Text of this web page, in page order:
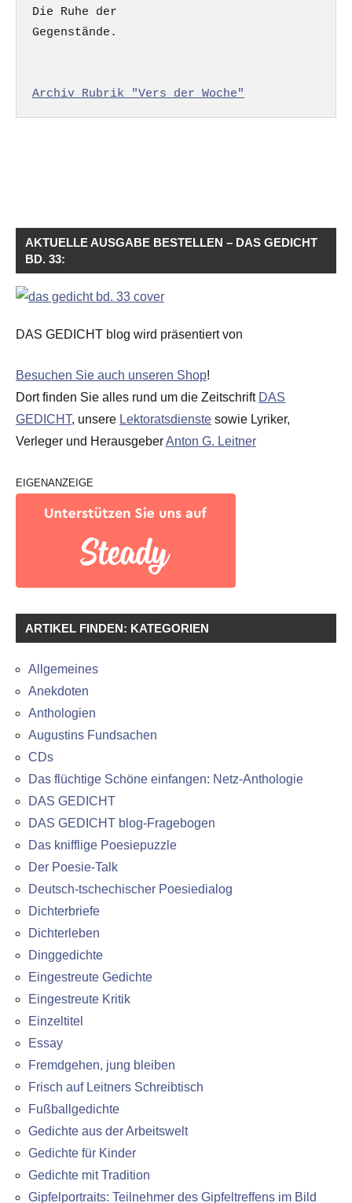
Die Ruhe der
Gegenstände.
Archiv Rubrik "Vers der Woche"
AKTUELLE AUSGABE BESTELLEN – DAS GEDICHT
BD. 33:
DAS GEDICHT blog wird präsentiert von
Besuchen Sie auch unseren Shop!
Dort finden Sie alles rund um die Zeitschrift DAS
GEDICHT, unsere Lektoratsdienste sowie Lyriker,
Verleger und HerausgeberAnton G. Leitner
EIGENANZEIGE
ARTIKEL FINDEN: KATEGORIEN
Allgemeines
Anekdoten
Anthologien
Augustins Fundsachen
CDs
Das flüchtige Schöne einfangen: Netz-Anthologie
DAS GEDICHT
DAS GEDICHT blog-Fragebogen
Das knifflige Poesiepuzzle
Der Poesie-Talk
Deutsch-tschechischer Poesiedialog
Dichterbriefe
Dichterleben
Dinggedichte
Eingestreute Gedichte
Eingestreute Kritik
Einzeltitel
Essay
Fremdgehen, jung bleiben
Frisch auf Leitners Schreibtisch
Fußballgedichte
Gedichte aus der Arbeitswelt
Gedichte für Kinder
Gedichte mit Tradition
Gipfelportraits: Teilnehmer des Gipfeltreffens im Bild